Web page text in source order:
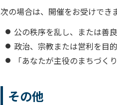
次の場合は、開催をお受けでき
公の秩序を乱し、または善
政治、宗教または営利を目
「あなたが主役のまちづく
その他